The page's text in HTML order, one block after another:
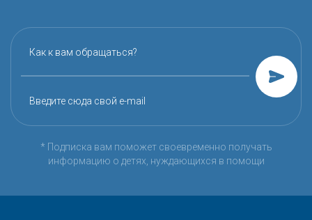
Как к вам обращаться?
Введите сюда свой e-mail
* Подписка вам поможет своевременно получать
информацию о детях, нуждающихся в помощи